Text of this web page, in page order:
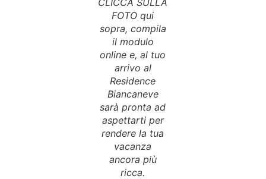
FOTO qui
sopra, compila
il modulo
online e, al tuo
arrivo al
Residence
Biancaneve
sarà pronta ad
aspettarti per
rendere la tua
vacanza
ancora più
ricca.